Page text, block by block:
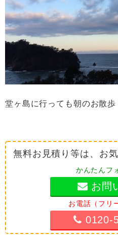
堂ヶ島に行っても朝のお散歩
無料お見積り等は、お
かんたんフ
お問
お電話（フリ
0120-